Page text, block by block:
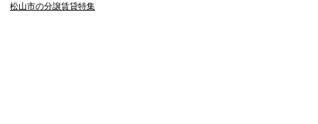
松山市の分譲賃貸特集